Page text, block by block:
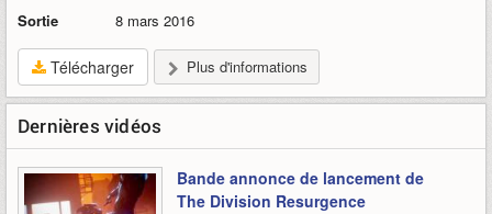
Sortie 8 mars 2016
Télécharger Plus d'informations
Dernières vidéos
Bande annonce de lancement de
The Division Resurgence